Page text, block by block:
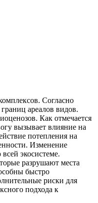
Согласно
ареалов видов.
Как отмечается
вызывает влияние на
потепления на
Изменение
экосистеме.
разрушают места
быстро
риски для
подхода к